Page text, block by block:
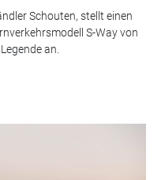
Schouten, stellt einen
S-Way von
an.